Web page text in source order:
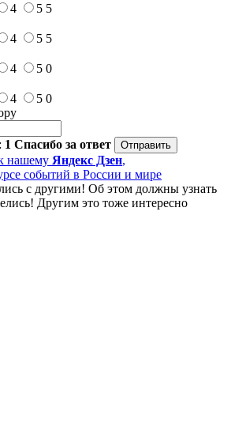
4 5 5
4 5 5
4 5 0
4 5 0
1 Спасибо за ответ
нашему Яндекс Дзен,
событий в России и мире
с другими! Об этом должны узнать
Другим это тоже интересно